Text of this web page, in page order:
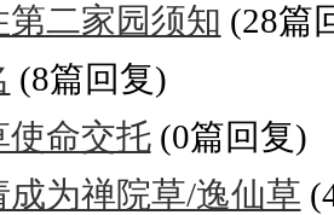
第二家园须知 (28篇
(8篇回复)
使命交托(0篇回复)
成为禅院草/逸仙草